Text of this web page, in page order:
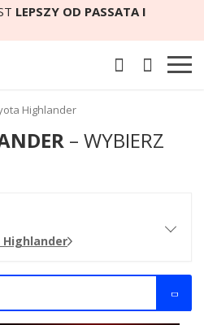
LEPSZY OD PASSATA I
Highlander
– WYBIERZ